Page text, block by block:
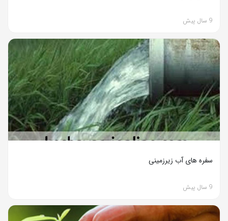
9 سال پیش
سفره های آب زیرزمینی
9 سال پیش